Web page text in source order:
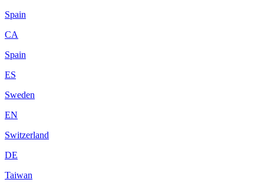
Spain
CA
Spain
ES
Sweden
EN
Switzerland
DE
Taiwan